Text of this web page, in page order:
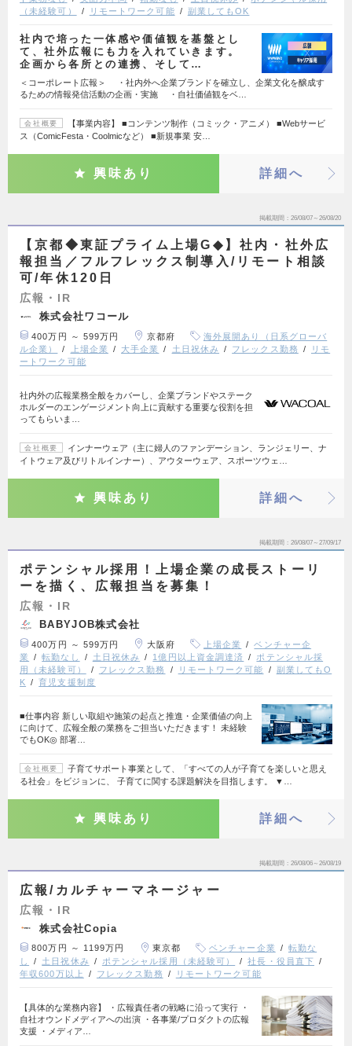
（未経験可）
リモートワーク可能 副業してもOK
社内で培った一体感や価値観を基盤とし
て、社外広報にも力を入れていきます。
企画から各所との連携、そして…
＜コーポレート広報＞ ・社内外へ企業ブランドを確立し、企業文化を醸成す
るための情報発信活動の企画・実施 ・自社価値観をベ…
会社概要
【事業内容】 ■コンテンツ制作（コミック・アニメ） ■Webサービ
ス（ComicFesta・Coolmicなど） ■新規事業 安…
興味あり 詳細へ
掲載期間 26/08/07～26/08/20
【京都◆東証プライム上場G◆】社内・社外広
報担当／フルフレックス制導入/リモート相談
可/年休120日
広報・IR
株式会社ワコール
400万円 ～ 599万円 京都府
海外展開あり（日系グローバ
ル企業）
上場企業 大手企業 土日祝休み フレックス勤務
リモ
ートワーク可能
社内外の広報業務全般をカバーし、企業ブランドやステーク
ホルダーのエンゲージメント向上に貢献する重要な役割を担
ってもらいま…
会社概要
インナーウェア（主に婦人のファンデーション、ランジェリー、ナ
イトウェア及びリトルインナー）、アウターウェア、スポーツウェ…
興味あり 詳細へ
掲載期間 26/08/07～27/09/17
ポテンシャル採用！上場企業の成長ストーリ
ーを描く、広報担当を募集！
広報・IR
BABYJOB株式会社
400万円 ～ 599万円 大阪府 上場企業
ベンチャー企
業
転勤なし 土日祝休み 1億円以上資金調達済
ポテンシャル採
用（未経験可）
フレックス勤務 リモートワーク可能
副業してもO
K
育児支援制度
■仕事内容 新しい取組や施策の起点と推進・企業価値の向上
に向けて、広報全般の業務をご担当いただきます！ 未経験
でもOK◎ 部署…
会社概要
子育てサポート事業として、「すべての人が子育てを楽しいと思え
る社会」をビジョンに、 子育てに関する課題解決を目指します。 ▼…
興味あり 詳細へ
掲載期間 26/08/06～26/08/19
広報/カルチャーマネージャー
広報・IR
株式会社Copia
800万円 ～ 1199万円 東京都 ベンチャー企業
転勤な
し
土日祝休み ポテンシャル採用（未経験可）
社長・役員直下
年収600万以上
フレックス勤務 リモートワーク可能
【具体的な業務内容】 ・広報責任者の戦略に沿って実行 ・
自社オウンドメディアへの出演 ・各事業/プロダクトの広報
支援 ・メディア…